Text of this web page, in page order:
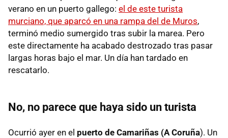
verano en un puerto gallego: el de este turista
murciano, que aparcó en una rampa del de Muros,
terminó medio sumergido tras subir la marea. Pero
este directamente ha acabado destrozado tras pasar
largas horas bajo el mar. Un día han tardado en
rescatarlo.
No, no parece que haya sido un turista
Ocurrió ayer en el puerto de Camariñas (A Coruña). Un